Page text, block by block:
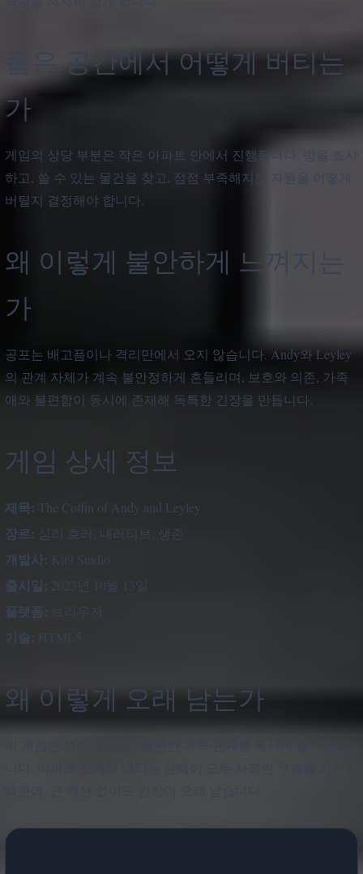
좁은 공간에서 어떻게 버티는
가
게임의 상당 부분은 작은 아파트 안에서 진행됩니다. 방을 조사
하고, 쓸 수 있는 물건을 찾고, 점점 부족해지는 자원을 어떻게
버틸지 결정해야 합니다.
왜 이렇게 불안하게 느껴지는
가
공포는 배고픔이나 격리만에서 오지 않습니다. Andy와 Leyley
의 관계 자체가 계속 불안정하게 흔들리며, 보호와 의존, 가족
애와 불편함이 동시에 존재해 독특한 긴장을 만듭니다.
게임 상세 정보
제목: The Coffin of Andy and Leyley
장르: 심리 호러, 내러티브, 생존
개발사: Kit9 Studio
출시일: 2023년 10월 13일
플랫폼: 브라우저
기술: HTML5
왜 이렇게 오래 남는가